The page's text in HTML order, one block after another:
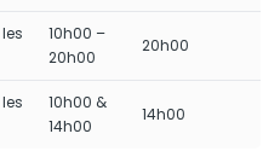
10h00 –
20h00
20h00
10h00 &
14h00
14h00